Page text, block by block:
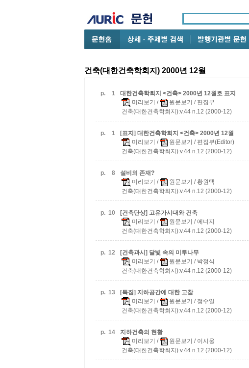
건축(대한건축학회지) 2000년 12월
p. 1
대한건축학회지 <건축> 2000년 12월호 표지
미리보기 / 원문보기 / 편집부
건축(대한건축학회지):v.44 n.12 (2000-12)
p. 1
[표지] 대한건축학회지 <건축> 2000년 12월
미리보기 / 원문보기 / 편집부(Editor)
건축(대한건축학회지):v.44 n.12 (2000-12)
p. 8
설비의 존재?
미리보기 / 원문보기 / 황원택
건축(대한건축학회지):v.44 n.12 (2000-12)
p. 10
[건축단상] 고유가시대와 건축
미리보기 / 원문보기 / 에너지
건축(대한건축학회지):v.44 n.12 (2000-12)
p. 12
[건축과시] 달빛 속의 미루나무
미리보기 / 원문보기 / 박정식
건축(대한건축학회지):v.44 n.12 (2000-12)
p. 13
[특집] 지하공간에 대한 고찰
미리보기 / 원문보기 / 정수일
건축(대한건축학회지):v.44 n.12 (2000-12)
p. 14
지하건축의 현황
미리보기 / 원문보기 / 이시웅
건축(대한건축학회지):v.44 n.12 (2000-12)